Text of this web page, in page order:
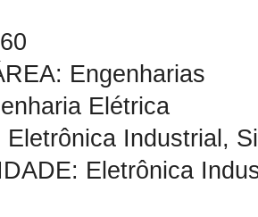
Engenharias
Elétrica
Eletrônica Industrial,
Eletrônica